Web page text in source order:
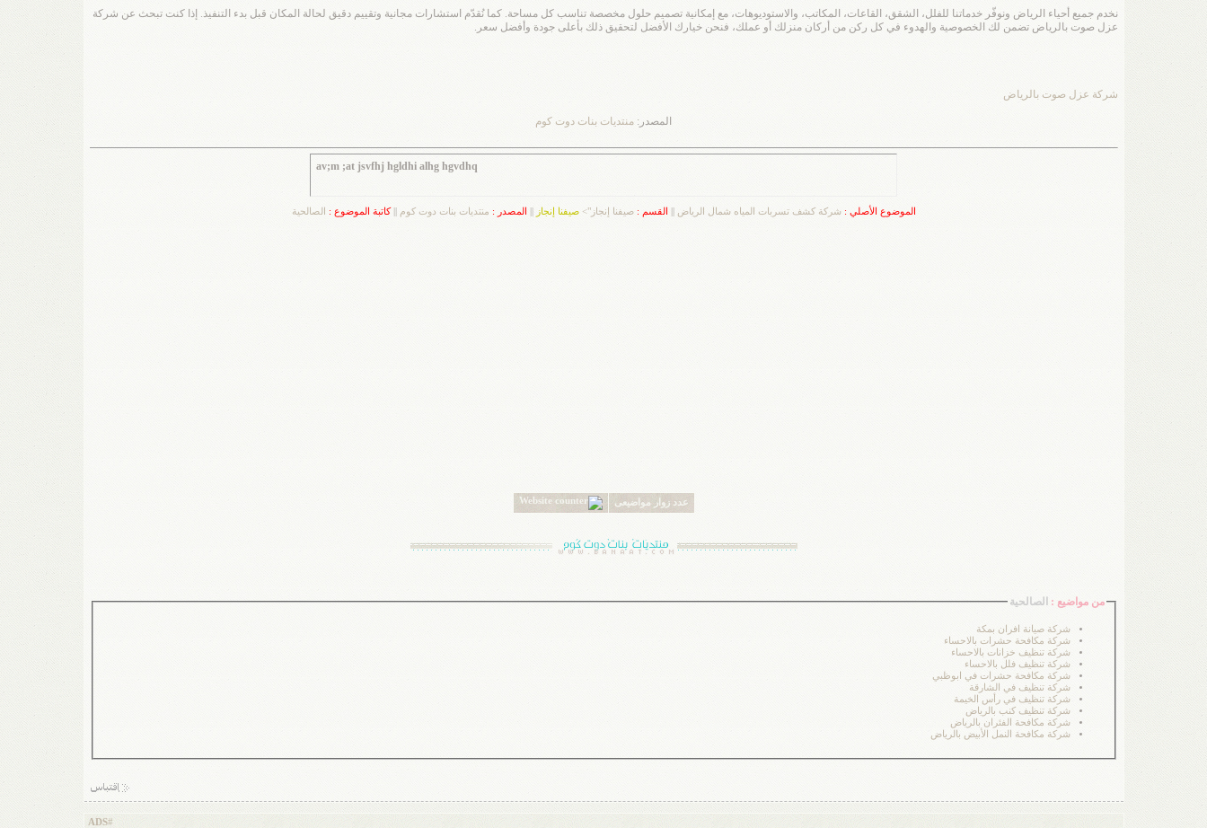
نخدم جميع أحياء الرياض ونوفّر خدماتنا للفلل، الشقق، القاعات، المكاتب، والاستوديوهات، مع إمكانية تصميم حلول مخصصة تناسب كل مساحة. كما نُقدّم استشارات مجانية وتقييم دقيق لحالة المكان قبل بدء التنفيذ. إذا كنت تبحث عن شركة
عزل صوت بالرياض تضمن لك الخصوصية والهدوء في كل ركن من أركان منزلك أو عملك، فنحن خيارك الأفضل لتحقيق ذلك بأعلى جودة وأفضل سعر.
شركة عزل صوت بالرياض
المصدر: منتديات بنات دوت كوم
av;m ;at jsvfhj hgldhi alhg hgvdhq
الموضوع الأصلي :شركة كشف تسربات المياه شمال الرياض القسم :صيفنا إنجاز">صيفنا إنجاز المصدر : منتديات بنات دوت كوم ||كاتبة الموضوع : الصالحية
عدد زوار مواضيعى
من مواضيع : الصالحية
شركة صيانة افران بمكة
شركة مكافحة حشرات بالاحساء
شركة تنظيف خزانات بالاحساء
شركة تنظيف فلل بالاحساء
شركة مكافحة حشرات في ابوظبي
شركة تنظيف في الشارقة
شركة تنظيف في رأس الخيمة
شركة تنظيف كنب بالرياض
شركة مكافحة الفئران بالرياض
شركة مكافحة النمل الأبيض بالرياض
#
ADS